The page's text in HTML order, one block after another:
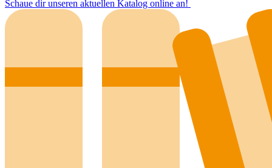
Schaue dir unseren aktuellen Katalog online an!